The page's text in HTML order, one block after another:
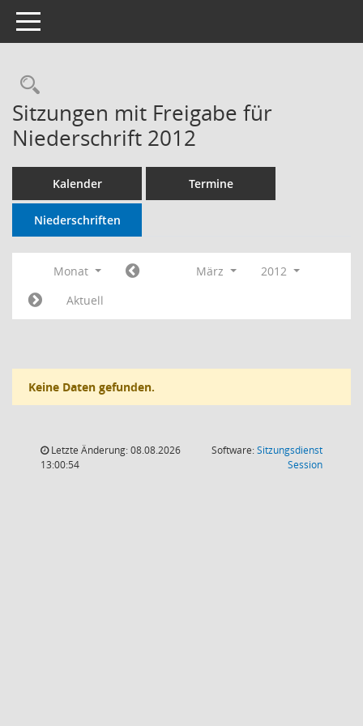
Toggle navigation
Sitzungen mit Freigabe für
Niederschrift 2012
Kalender Termine
Niederschriften
Monat März
2012
Aktuell
Keine Daten gefunden.
Letzte Änderung: 08.08.2026
13:00:54
Software:Sitzungsdienst
Session(Wird in